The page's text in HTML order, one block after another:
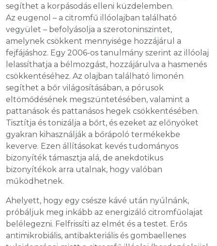
segíthet a korpásodás elleni küzdelemben.
Az eugenol – a citromfű illóolajban található
vegyület – befolyásolja a szerotoninszintet,
amelynek csökkent mennyisége hozzájárul a
fejfájáshoz. Egy 2006-os tanulmány szerint az illóolaj
lelassíthatja a bélmozgást, hozzájárulva a hasmenés
csökkentéséhez. Az olajban található limonén
segíthet a bőr világosításában, a pórusok
eltömődésének megszüntetésében, valamint a
pattanások és pattanásos hegek csökkentésében.
Tisztítja és tonizálja a bőrt, és ezeket az előnyöket
gyakran kihasználják a bőrápoló termékekbe
keverve. Ezen állításokat kevés tudományos
bizonyíték támasztja alá, de anekdotikus
bizonyítékok arra utalnak, hogy valóban
működhetnek.
Ahelyett, hogy egy csésze kávé után nyúlnánk,
próbáljuk meg inkább az energizáló citromfűolajat
belélegezni. Felfrissíti az elmét és a testet. Erős
antimikrobiális, antibakteriális és gombaellenes